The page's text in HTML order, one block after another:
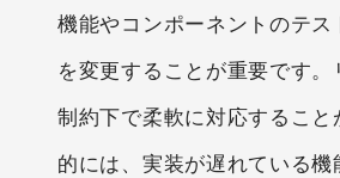
機能やコンポーネントのテ
を変更することが重要です
制約下で柔軟に対応するこ
的には、実装が遅れている機